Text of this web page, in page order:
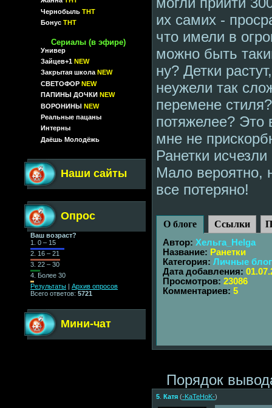
Чернобыль ТНТ
Бонус ТНТ
Сериалы (в эфире)
Универ
Зайцев+1 NEW
Закрытая школа NEW
СВЕТОФОР NEW
ПАПИНЫ ДОЧКИ NEW
ВОРОНИНЫ NEW
Реальные пацаны
Интерны
Даёшь Молодёжь
Наши сайты
Опрос
Ваш возраст?
1. 0 – 15
2. 16 – 21
3. 22 – 30
4. Более 30
Результаты | Архив опросов
Всего ответов: 5721
Мини-чат
их самих -
что имели в
можно быть
ну? Детки
неужели так
перемене
потяжелее? Это
мне не
Ранетки
Мало вероятно,
все потеряно!
О блоге Ссылки
Автор: Хельга_Helga
Название: Ранетки
Категория: Личные
Дата добавления:
Просмотров: 23086
Комментариев: 5
Порядок
5 Катя (-KaTeHoK-)